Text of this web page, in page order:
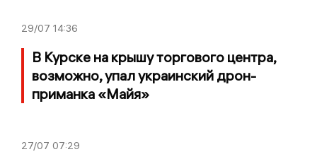
29/07 14:36
В Курске на крышу торгового центра,
возможно, упал украинский дрон-
приманка «Майя»
27/07 07:29